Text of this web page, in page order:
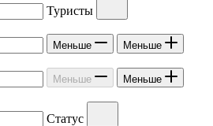
Туристы
Меньше Меньше
Меньше Меньше
Статус